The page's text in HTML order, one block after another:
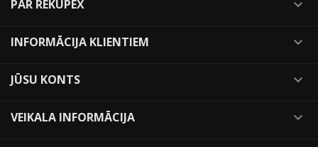
PAR REKUPEX 
INFORMĀCIJA KLIENTIEM 
JŪSU KONTS 
VEIKALA INFORMĀCIJA 